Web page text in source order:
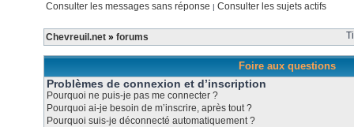
Consulter les messages sans réponse | Consulter les sujets actifs
Chevreuil.net » forums
Foire aux questions
Problèmes de connexion et d’inscription
Pourquoi ne puis-je pas me connecter ?
Pourquoi ai-je besoin de m’inscrire, après tout ?
Pourquoi suis-je déconnecté automatiquement ?